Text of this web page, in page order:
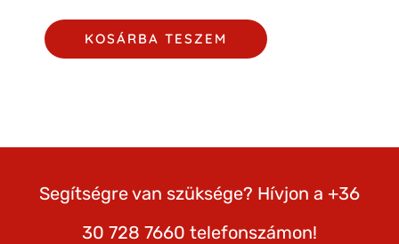
KOSÁRBA TESZEM
Segítségre van szüksége? Hívjon a +36
30 728 7660 telefonszámon!